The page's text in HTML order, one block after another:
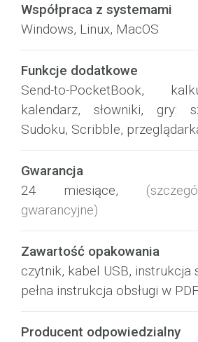
Współpraca z systemami
Windows, Linux, MacOS
Funkcje dodatkowe
Send-to-PocketBook,
kalendarz, słowniki, gry:
Sudoku, Scribble,
Gwarancja
24 miesiące,
gwarancyjne)
Zawartość opakowania
czytnik, kabel USB, instrukcja
pełna instrukcja obsługi w
Producent odpowiedzialny